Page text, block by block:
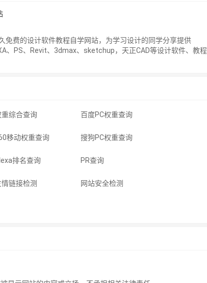
费的设计软件教程自学网站，为学习设计的同学分享提供
、PS、Revit、3dmax、sketchup，天正CAD等设计软件、教
重综合查询 百度PC权重查询
移动权重查询 搜狗PC权重查询
排名查询 PR查询
情链接检测 网站安全检测